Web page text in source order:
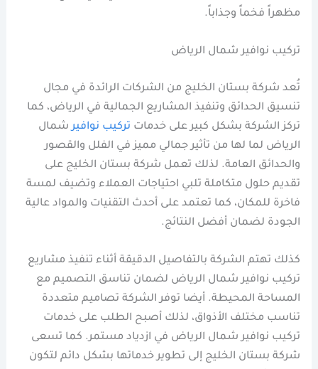
مظهراً فخماً وجذاباً.
تركيب نوافير شمال الرياض
تُعد شركة بستان الخليج من الشركات الرائدة في مجال
تنسيق الحدائق وتنفيذ المشاريع الجمالية في الرياض، كما
تركز الشركة بشكل كبير على خدمات تركيب نوافيرشمال
الرياض لما لها من تأثير جمالي مميز في الفلل والقصور
والحدائق العامة. لذلك تعمل شركة بستان الخليج على
تقديم حلول متكاملة تلبي احتياجات العملاء وتضيف لمسة
فاخرة للمكان، كما تعتمد على أحدث التقنيات والمواد عالية
الجودة لضمان أفضل النتائج.
كذلك تهتم الشركة بالتفاصيل الدقيقة أثناء تنفيذ مشاريع
تركيب نوافير شمال الرياض لضمان تناسق التصميم مع
المساحة المحيطة. أيضا توفر الشركة تصاميم متعددة
تناسب مختلف الأذواق، لذلك أصبح الطلب على خدمات
تركيب نوافير شمال الرياض في ازدياد مستمر. كما تسعى
شركة بستان الخليج إلى تطوير خدماتها بشكل دائم لتكون